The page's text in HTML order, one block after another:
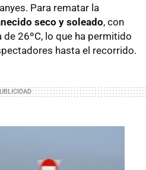
Para rematar la
seco y soleado, con
26ºC, lo que ha permitido
hasta el recorrido.